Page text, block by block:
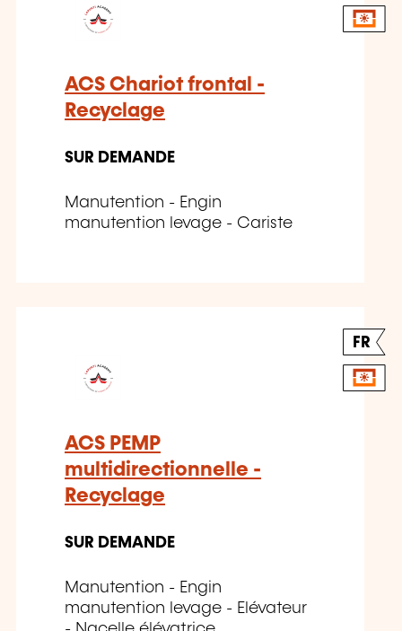
ACS Chariot frontal -
Recyclage
SUR DEMANDE
Manutention - Engin
manutention levage - Cariste
FR
ACS PEMP
multidirectionnelle -
Recyclage
SUR DEMANDE
Manutention - Engin
manutention levage - Elévateur